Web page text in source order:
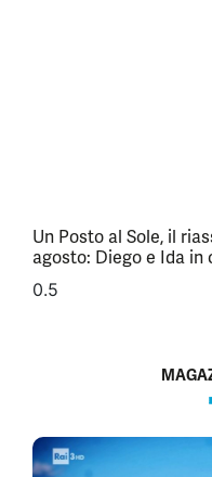
Un Posto al Sole, il
agosto: Diego e Ida in